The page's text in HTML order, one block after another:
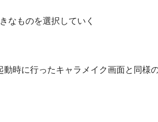
なものを選択していく
時に行ったキャラメイク画面と同様